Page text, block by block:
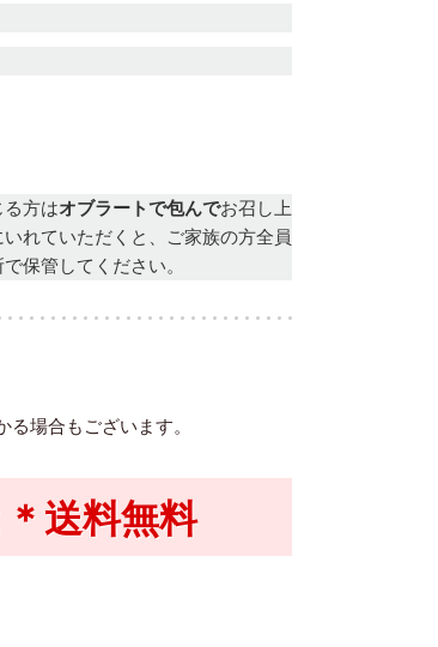
方はオブラートで包んでお召し上
れていただくと、
ご家族の方全員
保管してください。
る場合もございます。
送料無料